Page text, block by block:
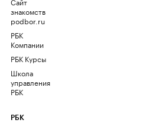
знакомств
podbor.ru
РБК
Компании
РБК Курсы
Школа
управления
РБК
РБК